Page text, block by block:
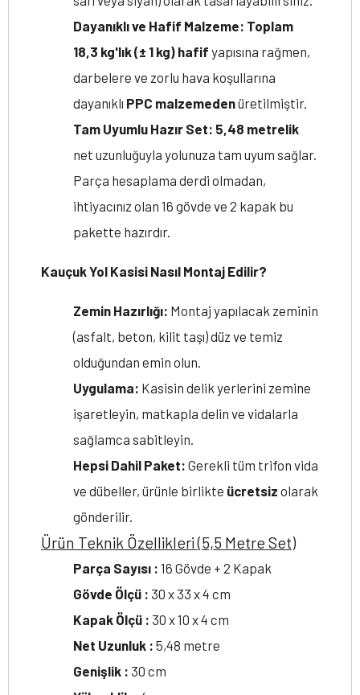
Dayanıklı ve Hafif Malzeme: Toplam
18,3 kg'lık (± 1 kg) hafif yapısına rağmen,
darbelere ve zorlu hava koşullarına
dayanıklı PPC malzemedenüretilmiştir.
Tam Uyumlu Hazır Set: 5,48 metrelik
net uzunluğuyla yolunuza tam uyum sağlar.
Parça hesaplama derdi olmadan,
ihtiyacınız olan 16 gövde ve 2 kapak bu
pakette hazırdır.
Kauçuk Yol Kasisi Nasıl Montaj Edilir?
Zemin Hazırlığı: Montaj yapılacak zeminin
(asfalt, beton, kilit taşı) düz ve temiz
olduğundan emin olun.
Uygulama: Kasisin delik yerlerini zemine
işaretleyin, matkapla delin ve vidalarla
sağlamca sabitleyin.
Hepsi Dahil Paket: Gerekli tüm trifon vida
ve dübeller, ürünle birlikte ücretsiz olarak
gönderilir.
Ürün Teknik Özellikleri (5,5 Metre Set)
Parça Sayısı : 16 Gövde + 2 Kapak
Gövde Ölçü : 30 x 33 x 4 cm
Kapak Ölçü : 30 x 10 x 4 cm
Net Uzunluk : 5,48 metre
Genişlik : 30 cm